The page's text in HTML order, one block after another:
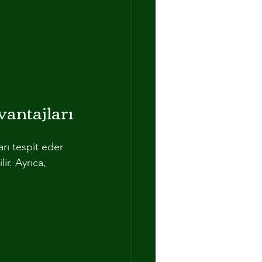
tespit eder
Ayrıca,